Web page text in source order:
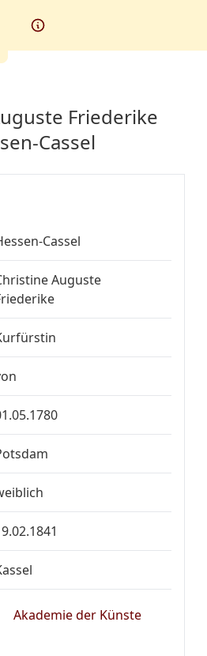
Friederike
Cassel
Cassel
Auguste
Akademie der Künste